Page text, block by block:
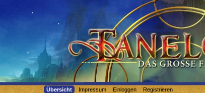
Übersicht Impressum Einloggen Registrieren